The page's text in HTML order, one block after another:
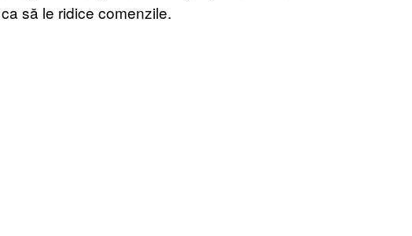
să le ridice comenzile.